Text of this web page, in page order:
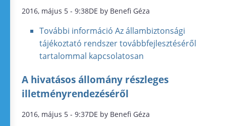
2016, május 5 - 9:38DE by Benefi Géza
További információ Az állambiztonsági
tájékoztató rendszer továbbfejlesztéséről
tartalommal kapcsolatosan
A hivatásos állomány részleges
illetményrendezéséről
2016, május 5 - 9:37DE by Benefi Géza